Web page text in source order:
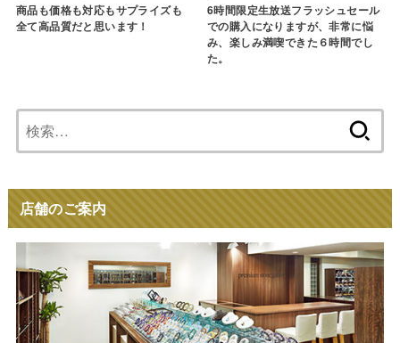
商品も価格も対応もサプライズも
全て高品質だと思います！
6時間限定生放送フラッシュセール
での購入になりますが、非常に悩
み、楽しみ満喫できた６時間でし
た。
索:
店舗のご案内